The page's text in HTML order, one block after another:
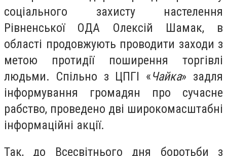
соціального захисту настелення
Рівненської ОДА Олексій Шамак, в
області продовжують проводити заходи з
метою протидії поширення торгівлі
людьми. Спільно з ЦПГІ «Чайка» задля
інформування громадян про сучасне
рабство, проведено дві широкомасштабні
інформаційні акції.
Так, до Всесвітнього дня боротьби з